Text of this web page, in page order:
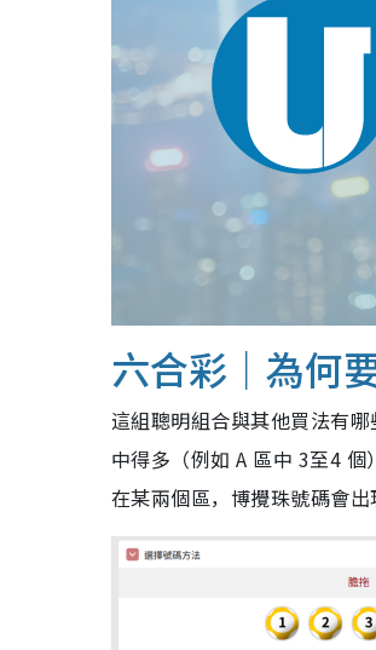
六合彩｜為何
這組聰明組合與其他買法有
中得多（例如 A 區中 3至4
在某兩個區，博攪珠號碼會